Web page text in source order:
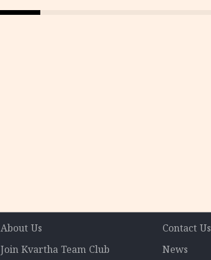
About Us Contact Us
Join Kvartha Team Club News